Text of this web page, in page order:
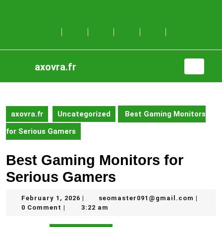
axovra.fr
axovra.fr Uncategorized
Best Gaming Monitors
for Serious Gamers
Best Gaming Monitors for
Serious Gamers
February 1, 2026 February
1,
seomaster091@gmail.com
0 Comment 3:22 am